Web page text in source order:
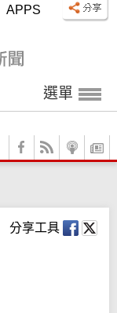
APPS
選單
分享工具